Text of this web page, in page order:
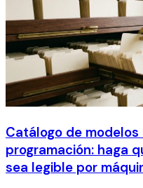
Catálogo de
programación: haga
sea legible por